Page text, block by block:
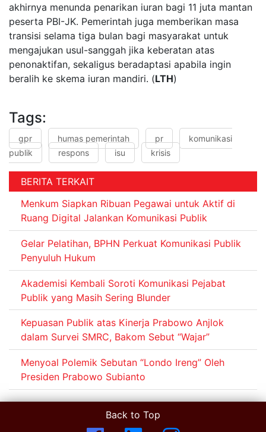
akhirnya menunda penarikan iuran bagi 11 juta mantan
peserta PBI-JK. Pemerintah juga memberikan masa
transisi selama tiga bulan bagi masyarakat untuk
mengajukan usul-sanggah jika keberatan atas
penonaktifan, sekaligus beradaptasi apabila ingin
beralih ke skema iuran mandiri. (LTH)
Tags:
gpr humas pemerintah pr
komunikasi
publik
respons isu krisis
BERITA TERKAIT
Menkum Siapkan Ribuan Pegawai untuk Aktif di
Ruang Digital Jalankan Komunikasi Publik
Gelar Pelatihan, BPHN Perkuat Komunikasi Publik
Penyuluh Hukum
Akademisi Kembali Soroti Komunikasi Pejabat
Publik yang Masih Sering Blunder
Kepuasan Publik atas Kinerja Prabowo Anjlok
dalam Survei SMRC, Bakom Sebut “Wajar”
Menyoal Polemik Sebutan “Londo Ireng” Oleh
Presiden Prabowo Subianto
Back to Top